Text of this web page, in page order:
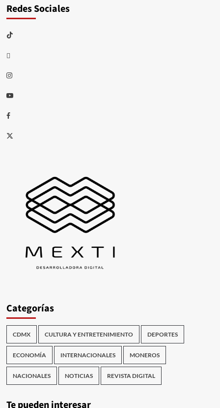
Redes Sociales
TikTok
threads
Instagram
Youtube
Facebook
X
Categorías
CDMX CULTURA Y ENTRETENIMIENTO DEPORTES
ECONOMÍA INTERNACIONALES MONEROS
NACIONALES NOTICIAS REVISTA DIGITAL
Te pueden interesar